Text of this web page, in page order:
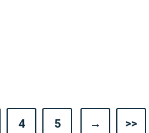
4 5 → >>